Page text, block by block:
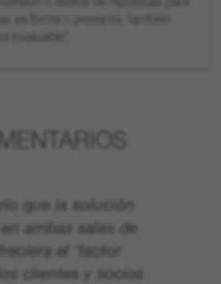
que la solución
ambas salas de
el 'factor
clientes y socios